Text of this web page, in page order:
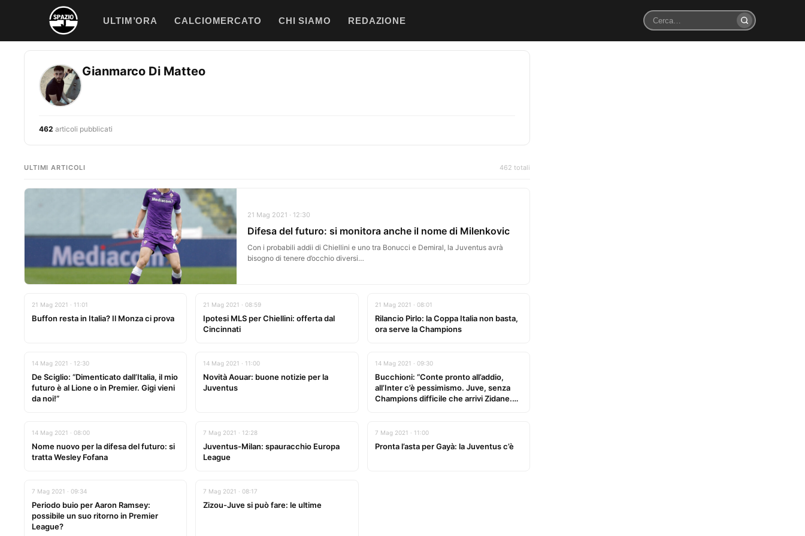
contenuto
ULTIM’ORA CALCIOMERCATO CHI SIAMO REDAZIONE
Cerca
Gianmarco Di Matteo
462 articoli pubblicati
ULTIMI ARTICOLI 462 totali
21 Mag 2021 · 12:30
Difesa del futuro: si monitora anche il nome di Milenkovic
Con i probabili addii di Chiellini e uno tra Bonucci e Demiral, la Juventus avrà
bisogno di tenere d’occhio diversi…
21 Mag 2021 · 11:01
Buffon resta in Italia? Il Monza ci prova
21 Mag 2021 · 08:59
Ipotesi MLS per Chiellini: offerta dal
Cincinnati
21 Mag 2021 · 08:01
Rilancio Pirlo: la Coppa Italia non basta,
ora serve la Champions
14 Mag 2021 · 12:30
De Sciglio: “Dimenticato dall’Italia, il mio
futuro è al Lione o in Premier. Gigi vieni
da noi!”
14 Mag 2021 · 11:00
Novità Aouar: buone notizie per la
Juventus
14 Mag 2021 · 09:30
Bucchioni: “Conte pronto all’addio,
all’Inter c’è pessimismo. Juve, senza
Champions difficile che arrivi Zidane.
14 Mag 2021 · 08:00
Nome nuovo per la difesa del futuro: si
tratta Wesley Fofana
7 Mag 2021 · 12:28
Juventus-Milan: spauracchio Europa
League
7 Mag 2021 · 11:00
Pronta l’asta per Gayà: la Juventus c’è
7 Mag 2021 · 09:34
Periodo buio per Aaron Ramsey:
possibile un suo ritorno in Premier
League?
7 Mag 2021 · 08:17
Zizou-Juve si può fare: le ultime